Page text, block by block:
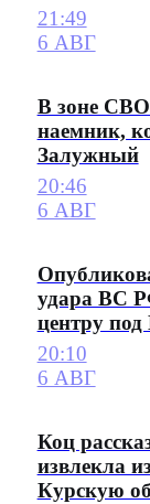
21:49
6 АВГ
В зоне
наемник,
Залужный
20:46
6 АВГ
удара ВС
центру
20:10
6 АВГ
Коц
извлекла
Курскую